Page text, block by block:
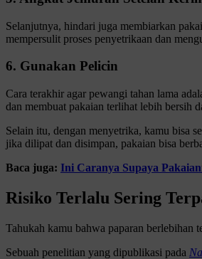
Selanjutnya, hindari juga membiarkan
mempersulit proses penyetrikaan dan
6. Gunakan Pelicin
Cara terakhir agar pewangi tahan lama
dan membuat pakaian terlihat lebih bersih
Selain itu, dengan menyetrika, kamu bisa
jika dilipat dan disimpan, pakaian bisa
Baca juga: Ini Caranya Supaya
Risiko Terlalu Sering
Tahukah kamu bahwa paparan berlebihan
Sebuah penelitian yang dipublikasi pada